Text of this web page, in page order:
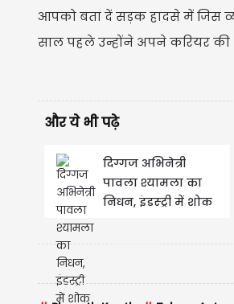
आपको बता दें सड़क हादसे में जिस
साल पहले उन्होंने अपने करियर
और ये भी पढ़े
दिग्गज अभिनेत्री
पावला श्यामला का
निधन, इंडस्ट्री में शोक